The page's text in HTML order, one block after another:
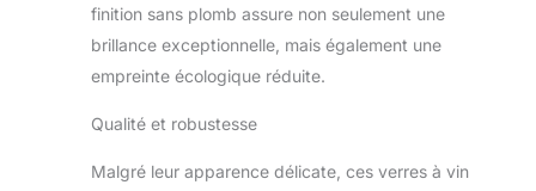
finition sans plomb assure non seulement une
brillance exceptionnelle, mais également une
empreinte écologique réduite.
Qualité et robustesse
Malgré leur apparence délicate, ces verres à vin